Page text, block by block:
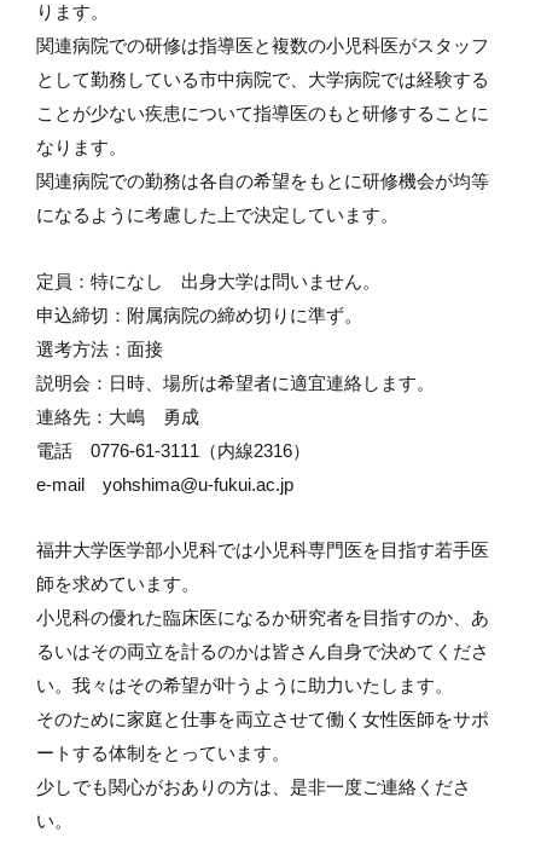
ります。
関連病院での研修は指導医と複数の小児科医がスタッフ
として勤務している市中病院で、大学病院では経験する
ことが少ない疾患について指導医のもと研修することに
なります。
関連病院での勤務は各自の希望をもとに研修機会が均等
になるように考慮した上で決定しています。
定員：特になし 出身大学は問いません。
申込締切：附属病院の締め切りに準ず。
選考方法：面接
説明会：日時、場所は希望者に適宜連絡します。
連絡先：大嶋 勇成
電話 0776-61-3111（内線2316）
e-mail yohshima@u-fukui.ac.jp
福井大学医学部小児科では小児科専門医を目指す若手医
師を求めています。
小児科の優れた臨床医になるか研究者を目指すのか、あ
るいはその両立を計るのかは皆さん自身で決めてくださ
い。我々はその希望が叶うように助力いたします。
そのために家庭と仕事を両立させて働く女性医師をサポ
ートする体制をとっています。
少しでも関心がおありの方は、是非一度ご連絡くださ
い。